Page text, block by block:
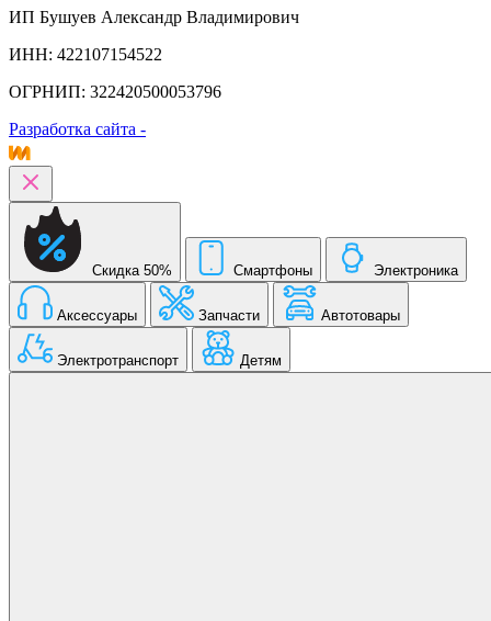
ИП Бушуев Александр Владимирович
ИНН: 422107154522
ОГРНИП: 322420500053796
Разработка сайта -
Скидка 50% Смартфоны Электроника
Аксессуары Запчасти Автотовары
Электротранспорт Детям